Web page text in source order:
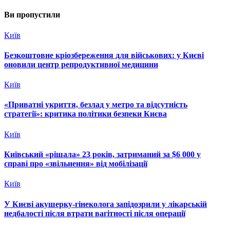
Ви пропустили
Київ
Безкоштовне кріозбереження для військових: у Києві
оновили центр репродуктивної медицини
Київ
«Приватні укриття, безлад у метро та відсутність
стратегії»: критика політики безпеки Києва
Київ
Київський «рішала» 23 років, затриманий за $6 000 у
справі про «звільнення» від мобілізації
Київ
У Києві акушерку-гінеколога запідозрили у лікарській
недбалості після втрати вагітності після операції